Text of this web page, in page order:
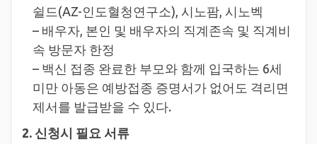
쉴드(AZ-인도혈청연구소), 시노팜, 시노벡
– 배우자, 본인 및 배우자의 직계존속 및 직계비
속 방문자 한정
– 백신 접종 완료한 부모와 함께 입국하는 6세
미만 아동은 예방접종 증명서가 없어도 격리면
제서를 발급받을 수 있다.
2. 신청시 필요 서류